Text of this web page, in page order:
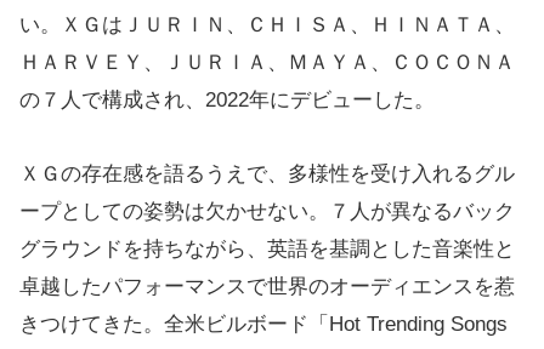
い。ＸＧはＪＵＲＩＮ、ＣＨＩＳＡ、ＨＩＮＡＴＡ、
ＨＡＲＶＥＹ、ＪＵＲＩＡ、ＭＡＹＡ、ＣＯＣＯＮＡ
の７人で構成され、2022年にデビューした。
ＸＧの存在感を語るうえで、多様性を受け入れるグル
ープとしての姿勢は欠かせない。７人が異なるバック
グラウンドを持ちながら、英語を基調とした音楽性と
卓越したパフォーマンスで世界のオーディエンスを惹
きつけてきた。全米ビルボード「Hot Trending Songs